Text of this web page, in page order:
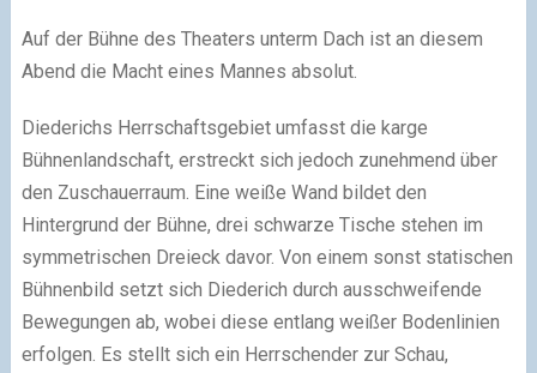
Auf der Bühne des Theaters unterm Dach ist an diesem
Abend die Macht eines Mannes absolut.
Diederichs Herrschaftsgebiet umfasst die karge
Bühnenlandschaft, erstreckt sich jedoch zunehmend über
den Zuschauerraum. Eine weiße Wand bildet den
Hintergrund der Bühne, drei schwarze Tische stehen im
symmetrischen Dreieck davor. Von einem sonst statischen
Bühnenbild setzt sich Diederich durch ausschweifende
Bewegungen ab, wobei diese entlang weißer Bodenlinien
erfolgen. Es stellt sich ein Herrschender zur Schau,